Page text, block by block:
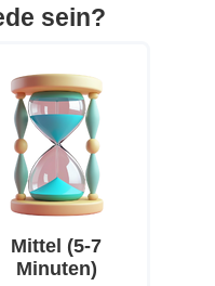
sein?
Mittel (5-7
Minuten)